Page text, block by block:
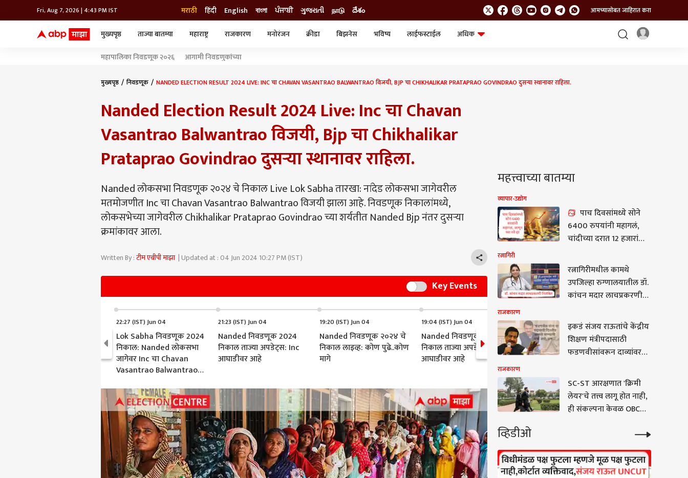
Fri, Aug 7, 2026 | 4:43 PM IST मराठी हिंदी English বাংলা ਪੰਜਾਬੀ ગુજરાતી நாடு దేశం आमच्यासोबत जाहिरात करा
मुख्यपृष्ठ ताज्या बातम्या महाराष्ट्र राजकारण मनोरंजन क्रीडा बिझनेस भविष्य लाईफस्टाईल
अधिक
टेलिव्हिजन
महापालिका निवडणूक २०२६ आगामी निवडणुकांच्या
मुख्यपृष्ठ निवडणूक NANDED ELECTION RESULT 2024 LIVE: INC चा CHAVAN VASANTRAO BALWANTRAO विजयी, BJP चा CHIKHALIKAR PRATAPRAO GOVINDRAO दुसऱ्या स्थानावर राहिला.
Nanded Election Result 2024 Live: Inc चा Chavan
Vasantrao Balwantrao विजयी, Bjp चा Chikhalikar
Prataprao Govindrao दुसऱ्या स्थानावर राहिला.
Nanded लोकसभा निवडणूक २०२४ चे निकाल Live Lok Sabha तारखा: नांदेड लोकसभा जागेवरील
मतमोजणीत Inc चा Chavan Vasantrao Balwantrao विजयी झाला आहे. निवडणूक निकालांमध्ये,
लोकसभेच्या जागेवरील Chikhalikar Prataprao Govindrao च्या शर्यतीत Nanded Bjp नंतर दुसऱ्या
क्रमांकावर आला.
Written By :टीम एबीपी माझा| Updated at : 04 Jun 2024 10:27 PM (IST)
Key Events
22:27 (IST) Jun 04
Lok Sabha निवडणूक 2024
निकाल: Nanded लोकसभा
जागेवर Inc चा Chavan
Vasantrao Balwantrao
21:23 (IST) Jun 04
Nanded निवडणूक 2024
निकाल ताज्या अपडेट्स: Inc
आघाडीवर आहे
19:20 (IST) Jun 04
Nanded निवडणूक २०२४ चे
निकाल लाइव्ह: कोण पुढे..कोण
मागे
19:04 (IST) Jun 04
Nanded निवडणूक 2024
निकाल ताज्या अपडेट्स: Inc
आघाडीवर आहे
18:36 (IST) Jun 04
Nanded निवडणूक २०२४ चे
निकाल लाइव्ह: कोण पुढे..कोण
मागे
महत्त्वाच्या बातम्या
व्यापार-उद्योग
पाच दिवसांमध्ये सोने
6400 रुपयांनी महागलं,
चांदीच्या दरात 12 हजारांची
नवे दर
रत्नागिरी
रत्नागिरीमधील कामथे
उपजिल्हा रुग्णालयातील डॉ.
कांचन मदार लाचप्रकरणी
कारवाई
राजकारण
इकडं संजय राऊतांचे केंद्रीय
शिक्षण मंत्रीपदासाठी
फडणवीसांवरून दाव्यांवर
मांडली वेगळीच भूमिका! थेट
म्हणाले, 'त्यांना केंद्रात संधी
मिळाल्यास देशातील Gen Z
आणि काँग्रेस...'
राजकारण
SC-ST आरक्षणात 'क्रिमी
लेयर'चे तत्त्व लागू होत नाही,
ही संकल्पना केवळ OBC
लागू; केंद्र सरकारचे सुप्रीम
कोर्टात प्रतिज्ञापत्र
व्हिडीओ